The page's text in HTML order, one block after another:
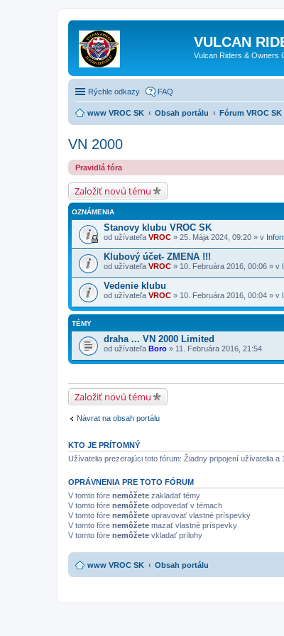
VULCAN
Vulcan Riders & Owners
Rýchle odkazy FAQ
www VROC SK Obsah portálu Fórum VROC SK
VN 2000
Pravidlá fóra
Založiť novú tému
OZNÁMENIA
Stanovy klubu VROC SK
od užívateľa VROC » 25. Mája 2024, 09:20 » v
Klubový účet- ZMENA !!!
od užívateľa VROC » 10. Februára 2016, 00:06 » v
Vedenie klubu
od užívateľa VROC » 10. Februára 2016, 00:04 » v
TÉMY
draha ... VN 2000 Limited
od užívateľa Boro » 11. Februára 2016, 21:54
Založiť novú tému
Návrat na obsah portálu
KTO JE PRÍTOMNÝ
Užívatelia prezerajúci toto fórum: Žiadny pripojení užívatelia a
OPRÁVNENIA PRE TOTO FÓRUM
V tomto fóre nemôžete zakladať témy
V tomto fóre nemôžete odpovedať v témach
V tomto fóre nemôžete upravovať vlastné príspevky
V tomto fóre nemôžete mazať vlastné príspevky
V tomto fóre nemôžete vkladať prílohy
www VROC SK Obsah portálu